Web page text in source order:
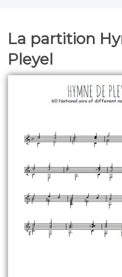
La partition
Pleyel